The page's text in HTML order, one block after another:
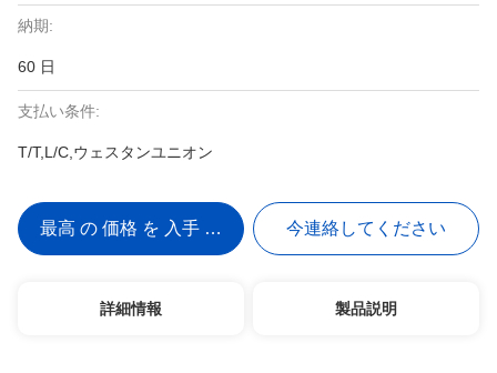
納期:
60 日
支払い条件:
T/T,L/C,ウェスタンユニオン
最高 の 価格 を 入手 する 今連絡してください
詳細情報 製品説明